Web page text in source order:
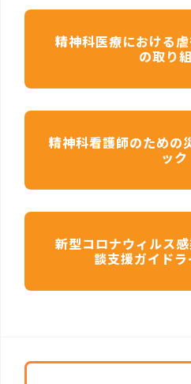
精神科医療における
の取り
精神科看護師のための
ック
新型コロナウィルス
談支援ガイド